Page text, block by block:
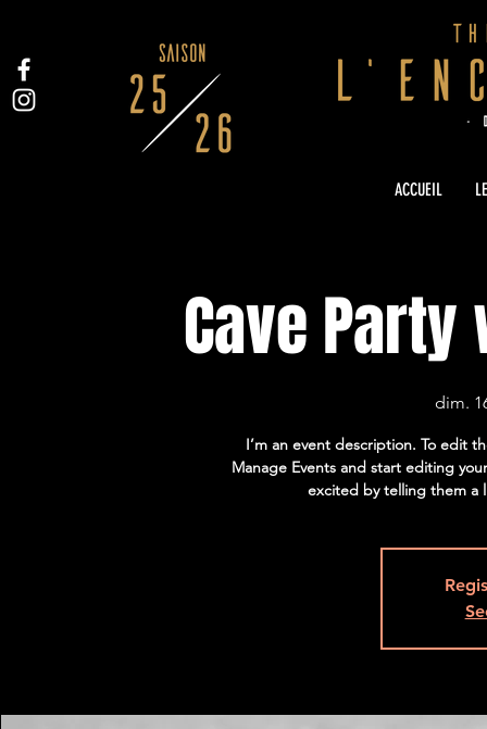
ACCUEIL
Cave Party
dim.
I’m an event description. To edit
Manage Events and start editing
excited by telling them a